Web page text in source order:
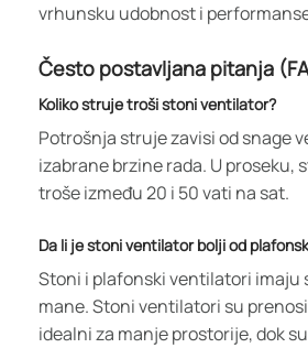
vrhunsku udobnost i
Često postavljana pitanja
Koliko struje troši stoni ventilator?
Potrošnja struje zavisi od snage
izabrane brzine rada. U proseku,
troše između 20 i 50 vati na sat.
Da li je stoni ventilator bolji od
Stoni i plafonski ventilatori imaju
mane. Stoni ventilatori su
idealni za manje prostorije, dok